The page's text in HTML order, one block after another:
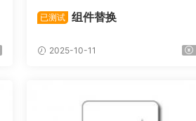
已测试 组件替换
2025-10-11